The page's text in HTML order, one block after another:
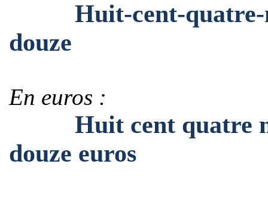
Huit-cent-quatre-
douze
En euros :
Huit cent quatre
douze euros